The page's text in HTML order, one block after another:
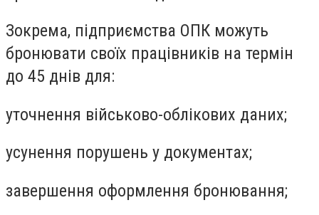
Зокрема, підприємства ОПК можуть
бронювати своїх працівників на термін
до 45 днів для:
уточнення військово-облікових даних;
усунення порушень у документах;
завершення оформлення бронювання;